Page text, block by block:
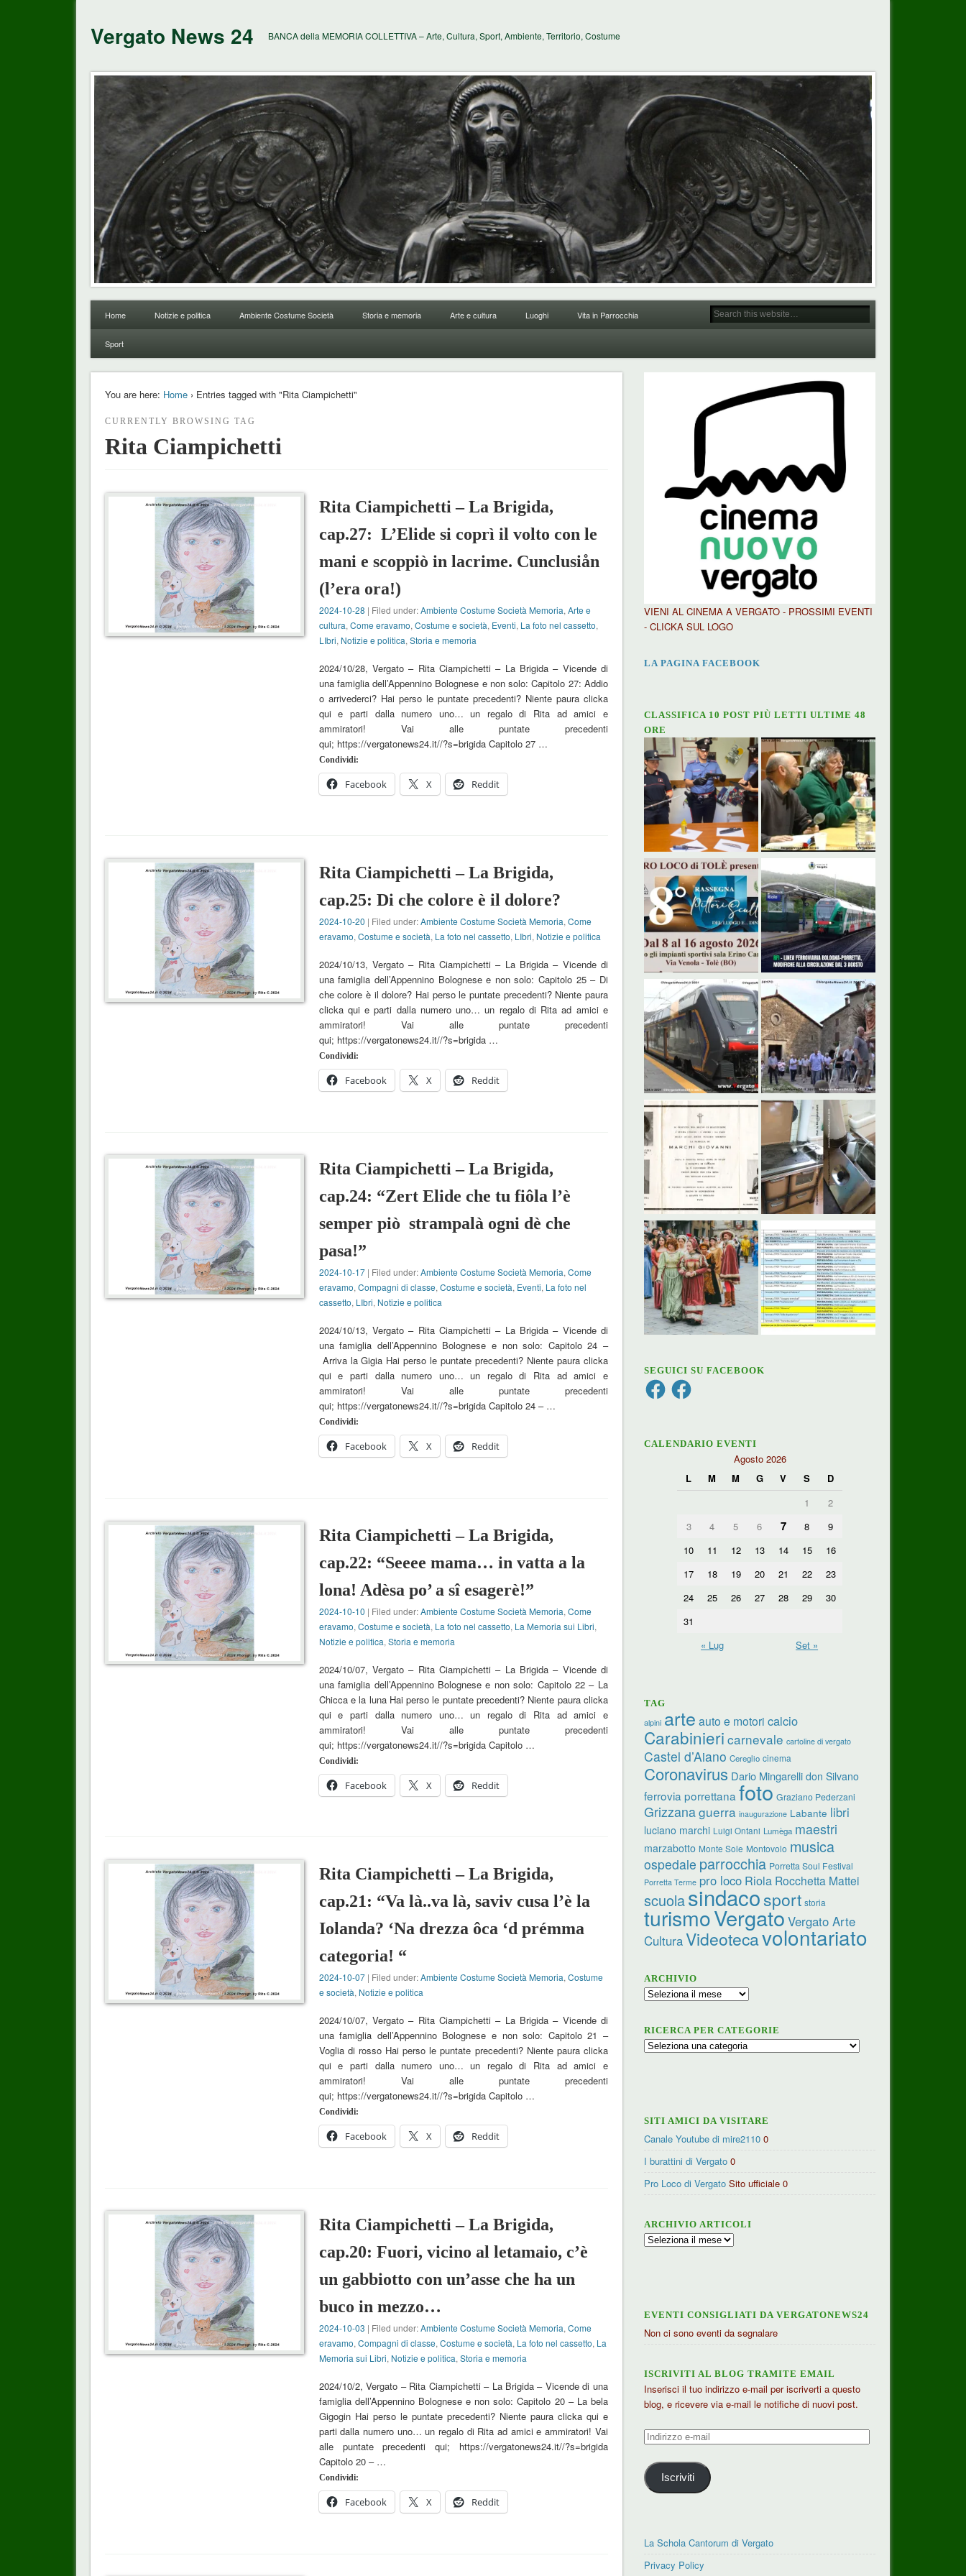
Vergato News 24 BANCA della MEMORIA COLLETTIVA – Arte, Cultura, Sport, Ambiente, Territorio, Costume
Home Notizie e politica Ambiente Costume Società Storia e memoria Arte e cultura Luoghi Vita in Parrocchia
Sport
You are here: Home› Entries tagged with "Rita Ciampichetti"
CURRENTLY BROWSING TAG
Rita Ciampichetti
Rita Ciampichetti – La Brigida,
cap.27: L’Elide si coprì il volto con le
mani e scoppiò in lacrime. Cunclusiån
(l’era ora!)
2024-10-28 | Filed under:Ambiente Costume Società Memoria, Arte e
cultura, Come eravamo, Costume e società, Eventi, La foto nel cassetto,
LIbri, Notizie e politica, Storia e memoria
2024/10/28, Vergato – Rita Ciampichetti – La Brigida – Vicende di
una famiglia dell’Appennino Bolognese e non solo: Capitolo 27: Addio
o arrivederci? Hai perso le puntate precedenti? Niente paura clicka
qui e parti dalla numero uno… un regalo di Rita ad amici e
ammiratori! Vai alle puntate precedenti
qui; https://vergatonews24.it//?s=brigida Capitolo 27 …
Condividi:
Facebook X Reddit
Rita Ciampichetti – La Brigida,
cap.25: Di che colore è il dolore?
2024-10-20 | Filed under:Ambiente Costume Società Memoria, Come
eravamo, Costume e società, La foto nel cassetto, LIbri, Notizie e politica
2024/10/13, Vergato – Rita Ciampichetti – La Brigida – Vicende di
una famiglia dell’Appennino Bolognese e non solo: Capitolo 25 – Di
che colore è il dolore? Hai perso le puntate precedenti? Niente paura
clicka qui e parti dalla numero uno… un regalo di Rita ad amici e
ammiratori! Vai alle puntate precedenti
qui; https://vergatonews24.it//?s=brigida …
Condividi:
Facebook X Reddit
Rita Ciampichetti – La Brigida,
cap.24: “Zert Elide che tu fiôla l’è
semper piò strampalà ogni dè che
pasa!”
2024-10-17| Filed under:Ambiente Costume Società Memoria, Come
eravamo, Compagni di classe, Costume e società, Eventi, La foto nel
cassetto, LIbri, Notizie e politica
2024/10/13, Vergato – Rita Ciampichetti – La Brigida – Vicende di
una famiglia dell’Appennino Bolognese e non solo: Capitolo 24 –
Arriva la Gigia Hai perso le puntate precedenti? Niente paura clicka
qui e parti dalla numero uno… un regalo di Rita ad amici e
ammiratori! Vai alle puntate precedenti
qui; https://vergatonews24.it//?s=brigida Capitolo 24 – …
Condividi:
Facebook X Reddit
Rita Ciampichetti – La Brigida,
cap.22: “Seeee mama… in vatta a la
lona! Adèsa po’ a sî esagerè!”
2024-10-10 | Filed under:Ambiente Costume Società Memoria, Come
eravamo, Costume e società, La foto nel cassetto, La Memoria sui Libri,
Notizie e politica, Storia e memoria
2024/10/07, Vergato – Rita Ciampichetti – La Brigida – Vicende di
una famiglia dell’Appennino Bolognese e non solo: Capitolo 22 – La
Chicca e la luna Hai perso le puntate precedenti? Niente paura clicka
qui e parti dalla numero uno… un regalo di Rita ad amici e
ammiratori! Vai alle puntate precedenti
qui; https://vergatonews24.it//?s=brigida Capitolo …
Condividi:
Facebook X Reddit
Rita Ciampichetti – La Brigida,
cap.21: “Va là..va là, saviv cusa l’è la
Iolanda? ‘Na drezza ôca ‘d prémma
categoria! “
2024-10-07| Filed under:Ambiente Costume Società Memoria, Costume
e società, Notizie e politica
2024/10/07, Vergato – Rita Ciampichetti – La Brigida – Vicende di
una famiglia dell’Appennino Bolognese e non solo: Capitolo 21 –
Voglia di rosso Hai perso le puntate precedenti? Niente paura clicka
qui e parti dalla numero uno… un regalo di Rita ad amici e
ammiratori! Vai alle puntate precedenti
qui; https://vergatonews24.it//?s=brigida Capitolo …
Condividi:
Facebook X Reddit
Rita Ciampichetti – La Brigida,
cap.20: Fuori, vicino al letamaio, c’è
un gabbiotto con un’asse che ha un
buco in mezzo…
2024-10-03 | Filed under:Ambiente Costume Società Memoria, Come
eravamo, Compagni di classe, Costume e società, La foto nel cassetto, La
Memoria sui Libri, Notizie e politica, Storia e memoria
2024/10/2, Vergato – Rita Ciampichetti – La Brigida – Vicende di una
famiglia dell’Appennino Bolognese e non solo: Capitolo 20 – La bela
Gigogin Hai perso le puntate precedenti? Niente paura clicka qui e
parti dalla numero uno… un regalo di Rita ad amici e ammiratori! Vai
alle puntate precedenti qui; https://vergatonews24.it//?s=brigida
Capitolo 20 – …
Condividi:
Facebook X Reddit
VIENI AL CINEMA A VERGATO - PROSSIMI EVENTI
- CLICKA SUL LOGO
LA PAGINA FACEBOOK
CLASSIFICA 10 POST PIÙ LETTI ULTIME 48
ORE
SEGUICI SU FACEBOOK
FacebookFacebook
CALENDARIO EVENTI
Agosto 2026
L
M M G V S
D
1
2
3
4 5 6 7 8
9
10
11 12 13 14 15
16
17
18 19 20 21 22
23
24
25 26 27 28 29
30
31
« Lug
Set »
TAG
alpini arte auto e motori calcio
Carabinieri carnevale cartoline di vergato
Castel d’Aiano Cereglio cinema
Coronavirus Dario Mingarelli don Silvano
ferrovia porrettana foto Graziano Pederzani
Grizzanaguerra inaugurazione Labante libri
luciano marchi Luigi Ontani Lumèga maestri
marzabotto Monte Sole Montovolo musica
ospedale parrocchia Porretta Soul Festival
Porretta Terme pro loco Riola Rocchetta Mattei
scuolasindacosport storia
turismoVergato Vergato Arte
CulturaVideotecavolontariato
ARCHIVIO
Archivio
RICERCA PER CATEGORIE
Ricerca
SITI AMICI DA VISITARE
Canale Youtube di mire2110 0
I burattini di Vergato 0
Pro Loco di Vergato Sito ufficiale 0
ARCHIVIO ARTICOLI
Archivio
EVENTI CONSIGLIATI DA VERGATONEWS24
Non ci sono eventi da segnalare
ISCRIVITI AL BLOG TRAMITE EMAIL
Inserisci il tuo indirizzo e-mail per iscriverti a questo
blog, e ricevere via e-mail le notifiche di nuovi post.
Indirizzo
mail
Iscriviti
La Schola Cantorum di Vergato
Privacy Policy